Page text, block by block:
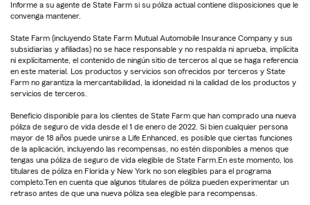
Informe a su agente de State Farm si su póliza actual contiene disposiciones que le
convenga mantener.
State Farm (incluyendo State Farm Mutual Automobile Insurance Company y sus
subsidiarias y afiliadas) no se hace responsable y no respalda ni aprueba, implícita
ni explícitamente, el contenido de ningún sitio de terceros al que se haga referencia
en este material. Los productos y servicios son ofrecidos por terceros y State
Farm no garantiza la mercantabilidad, la idoneidad ni la calidad de los productos y
servicios de terceros.
Beneficio disponible para los clientes de State Farm que han comprado una nueva
póliza de seguro de vida desde el 1 de enero de 2022. Si bien cualquier persona
mayor de 18 años puede unirse a Life Enhanced, es posible que ciertas funciones
de la aplicación, incluyendo las recompensas, no estén disponibles a menos que
tengas una póliza de seguro de vida elegible de State Farm.En este momento, los
titulares de póliza en Florida y New York no son elegibles para el programa
completo.Ten en cuenta que algunos titulares de póliza pueden experimentar un
retraso antes de que una nueva póliza sea elegible para recompensas.